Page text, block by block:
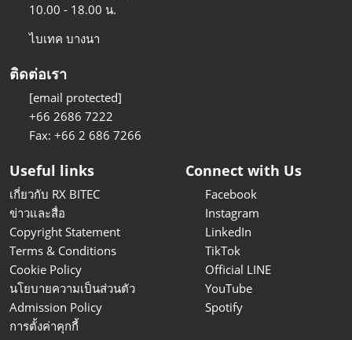
10.00 - 18.00 น.
ไบเทค บางนา
ติดต่อเรา
[email protected]
+66 2686 7222
Fax: +66 2 686 7266
Useful links
เกี่ยวกับ RX BITEC
ข่าวและสื่อ
Copyright Statement
Terms & Conditions
Cookie Policy
นโยบายความเป็นส่วนตัว
Admission Policy
การตั้งค่าคุกกี้
Connect with Us
Facebook
Instagram
LinkedIn
TikTok
Official LINE
YouTube
Spotify